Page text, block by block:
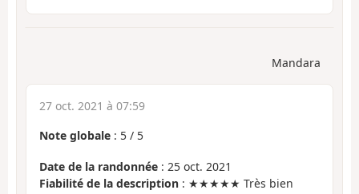
Mandara
27 oct. 2021 à 07:59
Note globale : 5 / 5
Date de la randonnée : 25 oct. 2021
Fiabilité de la description : ★★★★★ Très bien